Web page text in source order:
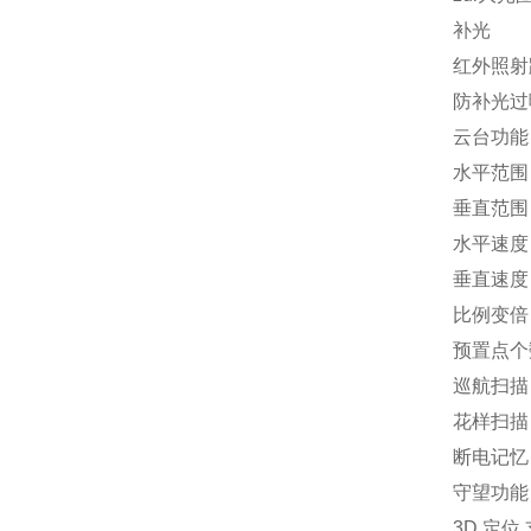
补光
红外照
防补光
云台功能
水平范围
垂直范
水平速
垂直速
比例变
预置点
巡航扫
花样扫
断电记
守望功